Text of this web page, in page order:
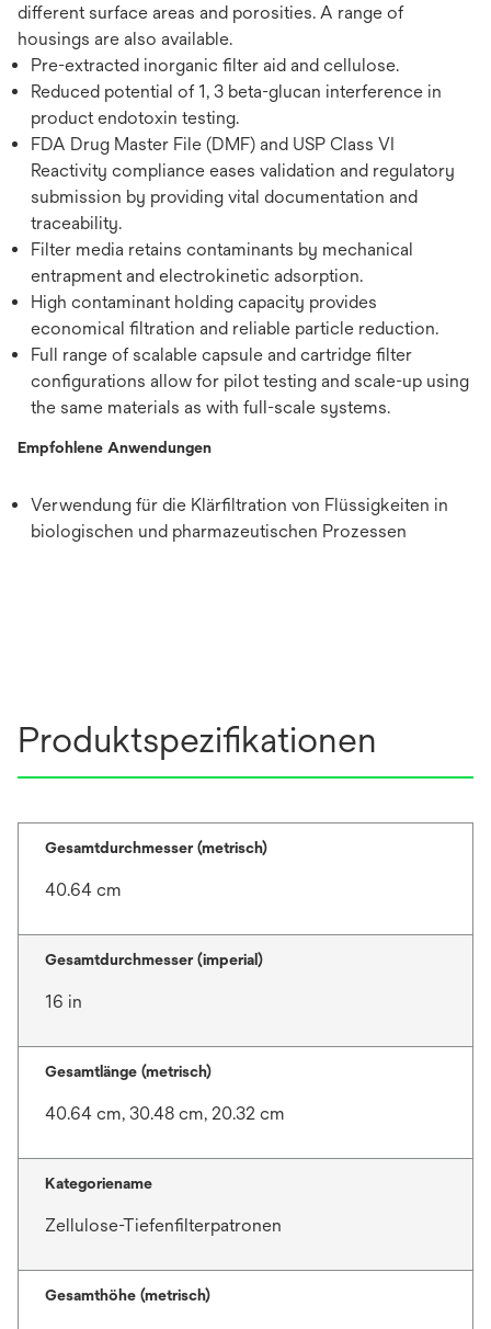
different surface areas and porosities. A range of
housings are also available.
Pre-extracted inorganic filter aid and cellulose.
Reduced potential of 1, 3 beta-glucan interference in
product endotoxin testing.
FDA Drug Master File (DMF) and USP Class VI
Reactivity compliance eases validation and regulatory
submission by providing vital documentation and
traceability.
Filter media retains contaminants by mechanical
entrapment and electrokinetic adsorption.
High contaminant holding capacity provides
economical filtration and reliable particle reduction.
Full range of scalable capsule and cartridge filter
configurations allow for pilot testing and scale-up using
the same materials as with full-scale systems.
Empfohlene Anwendungen
Verwendung für die Klärfiltration von Flüssigkeiten in
biologischen und pharmazeutischen Prozessen
Produktspezifikationen
Gesamtdurchmesser (metrisch)
40.64 cm
Gesamtdurchmesser (imperial)
16 in
Gesamtlänge (metrisch)
40.64 cm, 30.48 cm, 20.32 cm
Kategoriename
Zellulose-Tiefenfilterpatronen
Gesamthöhe (metrisch)